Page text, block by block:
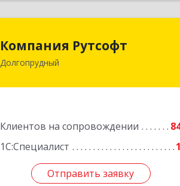
Компания Рутсофт
Долгопрудный
Клиентов на сопровождении
1С:Специалист
1
Отправить заявку
Компания Рутсофт
Отправить заявку